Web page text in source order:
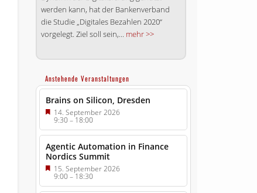
werden kann, hat der Banken­verband
die Studie „Digitales Bezahlen 2020“
vorgelegt. Ziel soll sein,... mehr >>
Anstehende Veranstaltungen
Brains on Silicon, Dresden
14. September 2026
9:30–18:00
Agentic Automation in Finance
Nordics Summit
15. September 2026
9:00–18:30